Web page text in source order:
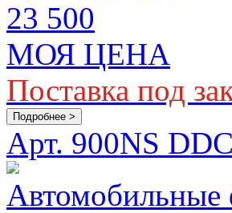
23 500
МОЯ ЦЕНА
Поставка под
Подробнее >
Арт. 900NS